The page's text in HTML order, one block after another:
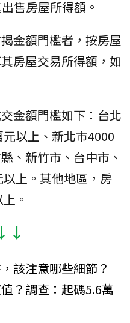
售房屋所得額。
金額門檻者，按房屋
房屋交易所得額，如
金額門檻如下：台北
以上、新北市4000
、新竹市、台中市、
上。其他地區，房
。
該注意哪些細節？
？調查：起碼5.6萬